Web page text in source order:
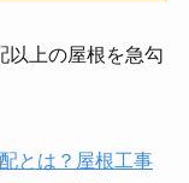
以上の屋根を急勾
とは？屋根工事